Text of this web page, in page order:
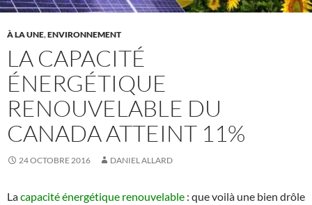
À LA UNE,ENVIRONNEMENT
LA CAPACITÉ
ÉNERGÉTIQUE
RENOUVELABLE DU
CANADA ATTEINT 11%
24 OCTOBRE 2016 DANIEL ALLARD
Lacapacité énergétique renouvelable : que voilà une bien drôle